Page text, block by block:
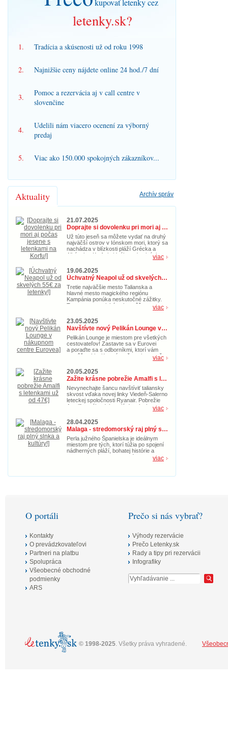
changing
kupovať letenky cez
letenky.sk?
1. Tradícia a skúsenosti už od roku 1998
2. Najnižšie ceny nájdete online 24 hod./7 dní
3.
Pomoc a rezervácia aj v call centre v
slovenčine
4.
Udelili nám viacero ocenení za výborný
predaj
5. Viac ako 150.000 spokojných zákazníkov...
Archív správ
Aktuality
21.07.2025
Doprajte si dovolenku pri mori aj počas jesene s letenkami na Korfu!
Už túto jeseň sa môžete vydať na druhý
najväčší ostrov v Iónskom mori, ktorý sa
nachádza v blízkosti pláží Grécka a
Albánska. Korfu je ideálnou destináciou
nielen na leto, ale aj počas jesene. So
zľavnenými letenkami za cenu od 39€ si
nenechajte ujsť príležitosť zažiť
dobrodružstvo na Korfu.
viac
19.06.2025
Úchvatný Neapol už od skvelých 55€ za letenky!
Tretie najväčšie mesto Talianska a
hlavné mesto magického regiónu
Kampánia ponúka neskutočné zážitky.
Toto gastronomické nebo môžete
letenkami už od 55€. Doprajte si
taliansku idylku s nádherným morom už
teraz.
viac
23.05.2025
Navštívte nový Pelikán Lounge v nákupnom centre Eurovea
Pelikán Lounge je miestom pre všetkých
cestovateľov! Zastavte sa v Eurovei
a poraďte sa s odborníkmi, ktorí vám
pomôžu objaviť nové možnosti pre vaše
ďalšie cestovateľské dobrodružstvo.
viac
20.05.2025
Zažite krásne pobrežie Amalfi s letenkami už od 47€
Nevynechajte šancu navštíviť taliansky
skvost vďaka novej linky Viedeň-Salerno
leteckej spoločnosti Ryanair. Pobrežie
Amalfi ponúka dokonalú dovolenke s
magickou prírodou, pozoruhodnými
pamiatkami a kultúrou. Kúpte si akciové
letenky v hodnote 47€ teraz a doprajte si
idylický letný oddych.
viac
28.04.2025
Malaga - stredomorský raj plný slnka a kultúry!
Perla južného Španielska je ideálnym
miestom pre tých, ktorí túžia po spojení
nádherných pláží, bohatej histórie a
pravej andalúzskej atmosféry. Toto
ponúka niečo pre každého – od
viac
O portáli
Kontakty
O prevádzkovateľovi
Partneri na platbu
Spolupráca
Všeobecné obchodné
podmienky
ARS
Prečo si nás vybrať?
Výhody rezervácie
Prečo Letenky.sk
Rady a tipy pri rezervácii
Infografiky
© 1998-2025. Všetky práva vyhradené.